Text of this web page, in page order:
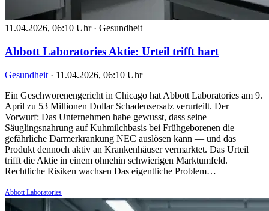
11.04.2026, 06:10 Uhr · Gesundheit
Abbott Laboratories Aktie: Urteil trifft hart
Gesundheit · 11.04.2026, 06:10 Uhr
Ein Geschworenengericht in Chicago hat Abbott Laboratories am 9.
April zu 53 Millionen Dollar Schadensersatz verurteilt. Der
Vorwurf: Das Unternehmen habe gewusst, dass seine
Säuglingsnahrung auf Kuhmilchbasis bei Frühgeborenen die
gefährliche Darmerkrankung NEC auslösen kann — und das
Produkt dennoch aktiv an Krankenhäuser vermarktet. Das Urteil
trifft die Aktie in einem ohnehin schwierigen Marktumfeld.
Rechtliche Risiken wachsen Das eigentliche Problem…
Abbott Laboratories